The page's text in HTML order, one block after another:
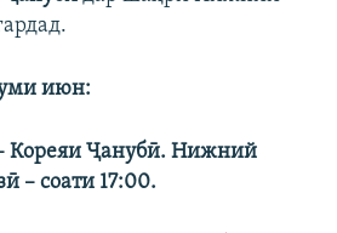
июн:
Кореяи Ҷанубӣ. Нижний
– соати 17:00.